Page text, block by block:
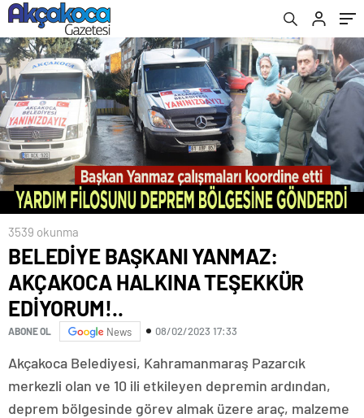
3539 okunma
BELEDİYE BAŞKANI YANMAZ:
AKÇAKOCA HALKINA TEŞEKKÜR
EDİYORUM!..
ABONE OL News 08/02/2023 17:33
Akçakoca Belediyesi, Kahramanmaraş Pazarcık
merkezli olan ve 10 ili etkileyen depremin ardından,
deprem bölgesinde görev almak üzere araç, malzeme